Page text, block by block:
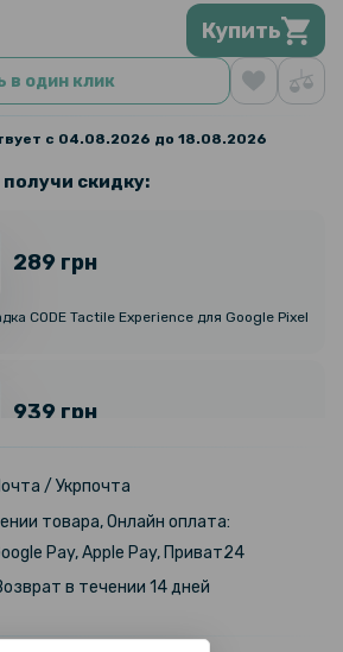
Купить
в один клик
с 04.08.2026 до 18.08.2026
скидку:
289 грн
CODE Tactile Experience для Google Pixel
939 грн
569 грн
669 грн
Cam Shield Pro для Google Pixel 9 Pro XL
/ Укрпочта
товара, Онлайн оплата:
Pay, Apple Pay, Приват24
в течении 14 дней